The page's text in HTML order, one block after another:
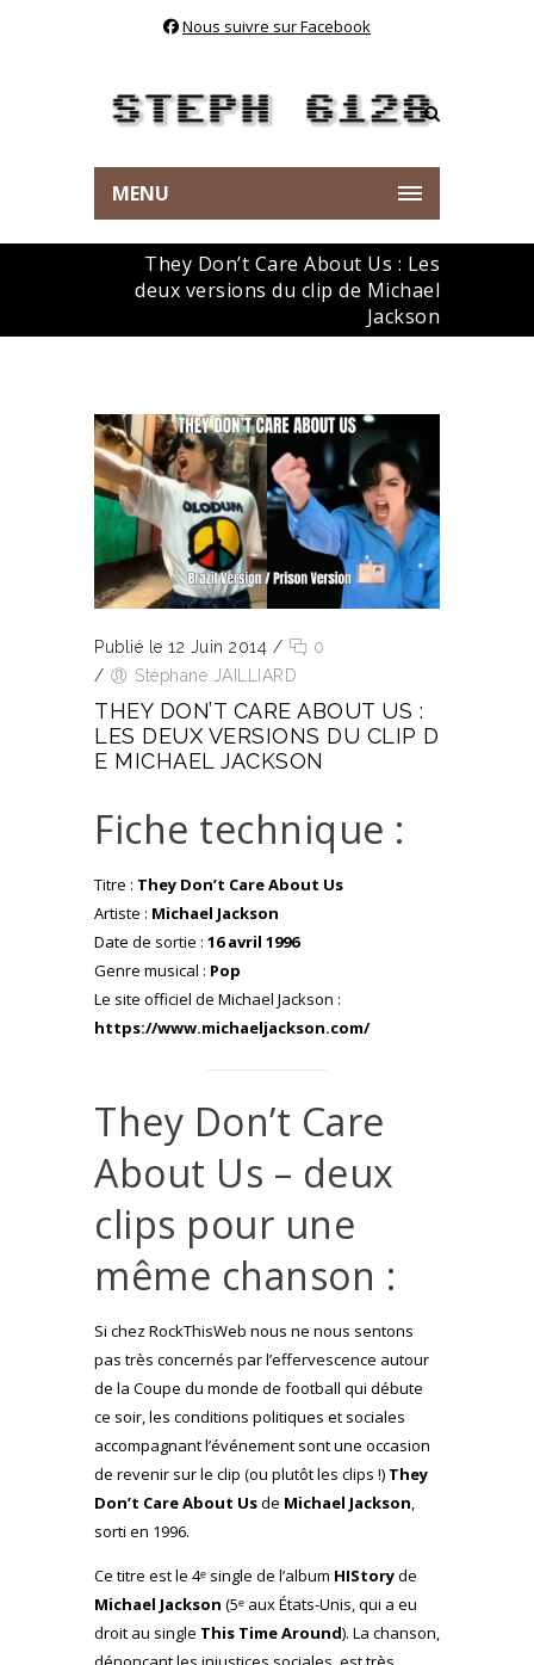
Nous suivre sur Facebook
MENU
They Don’t Care About Us : Les
deux versions du clip de Michael
Jackson
Publié le 12 Juin 2014 /
0
/
Stéphane JAILLIARD
THEY DON’T CARE ABOUT US :
LES DEUX VERSIONS DU CLIP D
E MICHAEL JACKSON
Fiche technique :
Titre : They Don’t Care About Us
Artiste : Michael Jackson
Date de sortie : 16 avril 1996
Genre musical : Pop
Le site officiel de Michael Jackson :
https://www.michaeljackson.com/
They Don’t Care
About Us – deux
clips pour une
même chanson :
Si chez RockThisWeb nous ne nous sentons
pas très concernés par l’effervescence autour
de la Coupe du monde de football qui débute
ce soir, les conditions politiques et sociales
accompagnant l’événement sont une occasion
de revenir sur le clip (ou plutôt les clips !) They
Don’t Care About Usde Michael Jackson,
sorti en 1996.
Ce titre est le 4ᵉ single de l’album HIStoryde
Michael Jackson (5ᵉ aux États-Unis, qui a eu
droit au single This Time Around). La chanson,